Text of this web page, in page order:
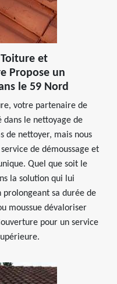
et
Propose un
le 59 Nord
votre partenaire de
dans le nettoyage de
de nettoyer, mais nous
de démoussage et
Quel que soit le
la solution qui lui
sa durée de
moussue dévaloriser
pour un service